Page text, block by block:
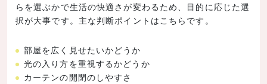
らを選ぶかで生活の快適さが変わるため、目的に応じた選
択が大事です。主な判断ポイントはこちらです。
部屋を広く見せたいかどうか
光の入り方を重視するかどうか
カーテンの開閉のしやすさ